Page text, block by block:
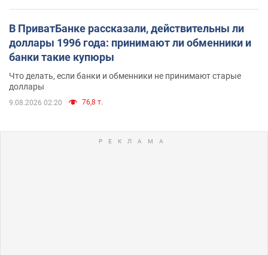
В ПриватБанке рассказали, действительны ли
доллары 1996 года: принимают ли обменники и
банки такие купюры
Что делать, если банки и обменники не принимают старые
доллары
9.08.2026 02:20 76,8 т.